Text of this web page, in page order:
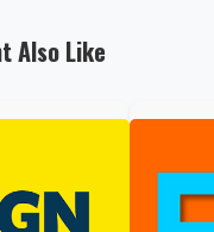
Also Like